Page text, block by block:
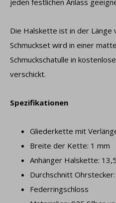
jeden festlichen Anlass
Die Halskette ist in der Länge
Schmuckset wird in einer
Schmuckschatulle in
verschickt.
Spezifikationen
Gliederkette mit
Breite der Kette: 1 mm
Anhänger Halskette:
Durchschnitt
Federringschloss